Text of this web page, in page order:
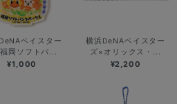
ベイスター
岡ソフトバ...
¥1,000
横浜DeNAベイスター
ズ×オリックス・...
¥2,200